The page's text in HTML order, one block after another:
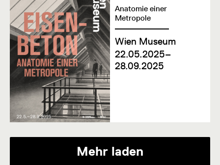
Anatomie einer
Metropole
Wien Museum
22.05.2025–
28.09.2025
Mehr laden